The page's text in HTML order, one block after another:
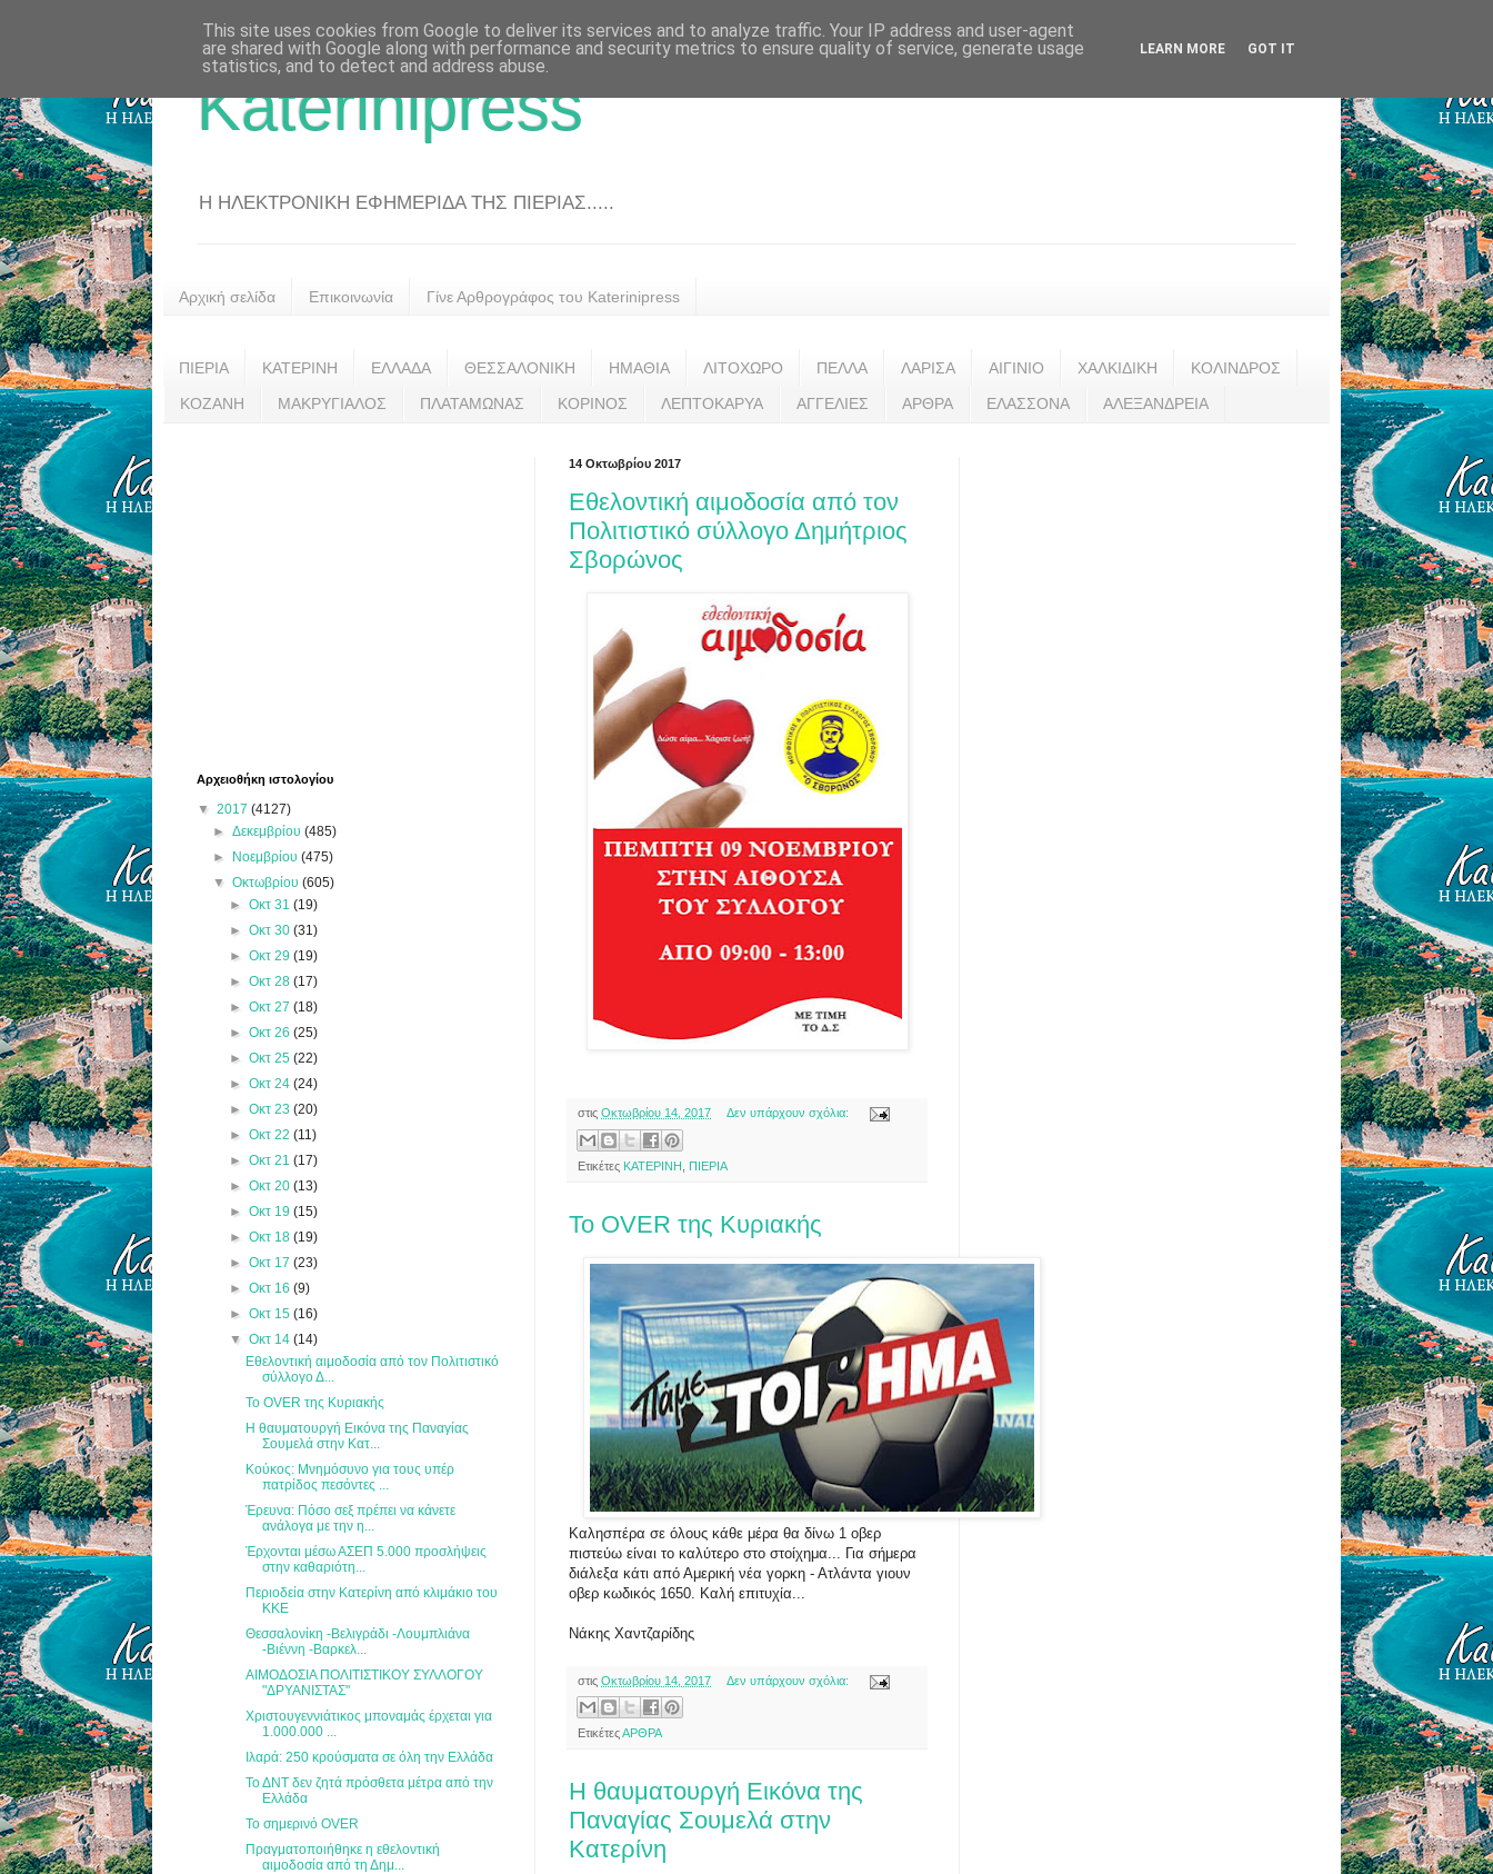
Katerinipress
Η ΗΛΕΚΤΡΟΝΙΚΗ ΕΦΗΜΕΡΙΔΑ ΤΗΣ ΠΙΕΡΙΑΣ.....
Αρχική σελίδα Επικοινωνία Γίνε Αρθρογράφος του Katerinipress
ΠΙΕΡΙΑ ΚΑΤΕΡΙΝΗ ΕΛΛΑΔΑ ΘΕΣΣΑΛΟΝΙΚΗ ΗΜΑΘΙΑ ΛΙΤΟΧΩΡΟ ΠΕΛΛΑ ΛΑΡΙΣΑ ΑΙΓΙΝΙΟ ΧΑΛΚΙΔΙΚΗ ΚΟΛΙΝΔΡΟΣ
ΚΟΖΑΝΗ ΜΑΚΡΥΓΙΑΛΟΣ ΠΛΑΤΑΜΩΝΑΣ ΚΟΡΙΝΟΣ ΛΕΠΤΟΚΑΡΥΑ ΑΓΓΕΛΙΕΣ ΑΡΘΡΑ ΕΛΑΣΣΟΝΑ ΑΛΕΞΑΝΔΡΕΙΑ
14 Οκτωβρίου 2017
Εθελοντική αιμοδοσία από τον
Πολιτιστικό σύλλογο Δημήτριος
Σβορώνος
στις Οκτωβρίου 14, 2017 Δεν υπάρχουν σχόλια:
Ετικέτες ΚΑΤΕΡΙΝΗ ΠΙΕΡΙΑ
Το OVER της Κυριακής
Καλησπέρα σε όλους κάθε μέρα θα δίνω 1 οβερ
πιστεύω είναι το καλύτερο στο στοίχημα... Για σήμερα
διάλεξα κάτι από Αμερική νέα γορκη - Ατλάντα γιουν
οβερ κωδικός 1650. Καλή επιτυχία...
Νάκης Χαντζαρίδης
στις Οκτωβρίου 14, 2017 Δεν υπάρχουν σχόλια:
ΕτικέτεςΑΡΘΡΑ
Η θαυματουργή Εικόνα της
Παναγίας Σουμελά στην
Κατερίνη
Αρχειοθήκη ιστολογίου
▼ 2017 (4127)
►Δεκεμβρίου(485)
► Νοεμβρίου(475)
▼Οκτωβρίου(605)
► Οκτ 31 (19)
► Οκτ 30 (31)
► Οκτ 29 (19)
► Οκτ 28 (17)
► Οκτ 27 (18)
► Οκτ 26 (25)
► Οκτ 25 (22)
► Οκτ 24 (24)
► Οκτ 23 (20)
► Οκτ 22 (11)
► Οκτ 21 (17)
► Οκτ 20 (13)
► Οκτ 19 (15)
► Οκτ 18 (19)
► Οκτ 17 (23)
► Οκτ 16 (9)
► Οκτ 15 (16)
▼ Οκτ 14 (14)
Εθελοντική αιμοδοσία από τον Πολιτιστικό
σύλλογο Δ...
Το OVER της Κυριακής
Η θαυματουργή Εικόνα της Παναγίας
Σουμελά στην Κατ...
Κούκος: Μνημόσυνο για τους υπέρ
πατρίδος πεσόντες ...
Έρευνα: Πόσο σεξ πρέπει να κάνετε
ανάλογα με την η...
Έρχονται μέσω ΑΣΕΠ 5.000 προσλήψεις
στην καθαριότη...
Περιοδεία στην Κατερίνη από κλιμάκιο του
ΚΚΕ
Θεσσαλονίκη -Βελιγράδι -Λουμπλιάνα
-Βιέννη -Βαρκελ...
ΑΙΜΟΔΟΣΙΑ ΠΟΛΙΤΙΣΤΙΚΟΥ ΣΥΛΛΟΓΟΥ
"ΔΡΥΑΝΙΣΤΑΣ"
Χριστουγεννιάτικος μποναμάς έρχεται για
1.000.000 ...
Ιλαρά: 250 κρούσματα σε όλη την Ελλάδα
Το ΔΝΤ δεν ζητά πρόσθετα μέτρα από την
Ελλάδα
Το σημερινό OVER
Πραγματοποιήθηκε η εθελοντική
αιμοδοσία από τη Δημ...
This site uses cookies from Google to deliver its services and to analyze traffic. Your IP address and user-agent
are shared with Google along with performance and security metrics to ensure quality of service, generate usage
statistics, and to detect and address abuse.
LEARN MORE GOT IT